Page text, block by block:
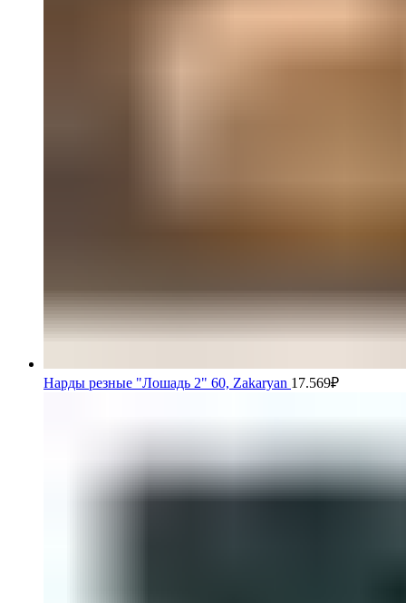
Нарды резные "Лошадь 2" 60, Zakaryan 17.569₽